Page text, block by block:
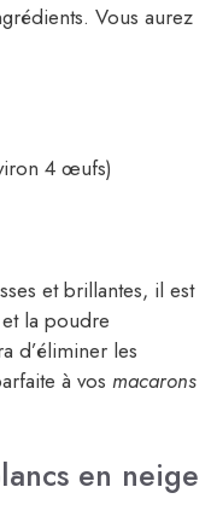
Vous aurez
4 œufs)
et brillantes, il est
la poudre
d’éliminer les
à vos macarons
en neige